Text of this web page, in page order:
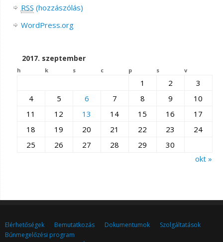
RSS (hozzászólás)
WordPress.org
2017. szeptember
h k s c p s v
okt »
1 2
3
4
5 6 7 8 9
10
11
12 13 14 15 16
17
18
19 20 21 22 23
24
25
26 27 28 29 30
Elérhetőségek Bemutatkozás Dokumentumok
Szolgáltatások
Bűnmegelőzési program